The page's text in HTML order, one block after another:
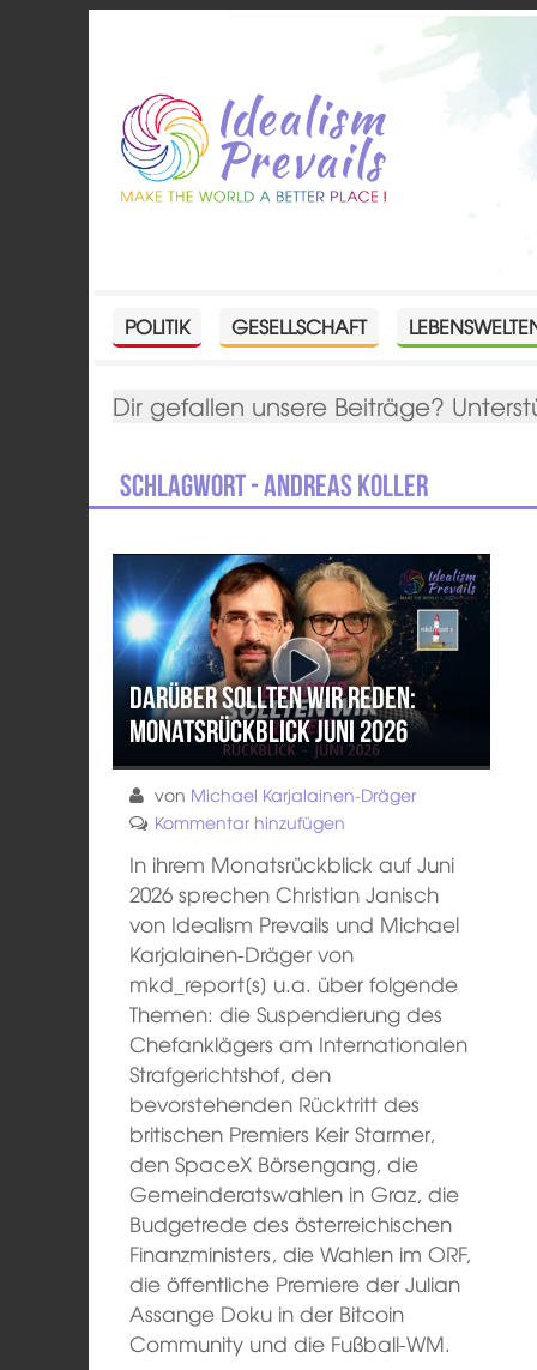
POLITIK GESELLSCHAFT
Dir gefallen unsere Beiträge?
Schlagwort - Andreas Koller
Darüber sollten wir reden:
Monatsrückblick Juni 2026
von Michael Karjalainen-Dräger
Kommentar hinzufügen
In ihrem Monatsrückblick auf Juni
2026 sprechen Christian Janisch
von Idealism Prevails und Michael
Karjalainen-Dräger von
mkd_report[s] u.a. über folgende
Themen: die Suspendierung des
Chefanklägers am Internationalen
Strafgerichtshof, den
bevorstehenden Rücktritt des
britischen Premiers Keir Starmer,
den SpaceX Börsengang, die
Gemeinderatswahlen in Graz, die
Budgetrede des österreichischen
Finanzministers, die Wahlen im ORF,
die öffentliche Premiere der Julian
Assange Doku in der Bitcoin
Community und die Fußball-WM.